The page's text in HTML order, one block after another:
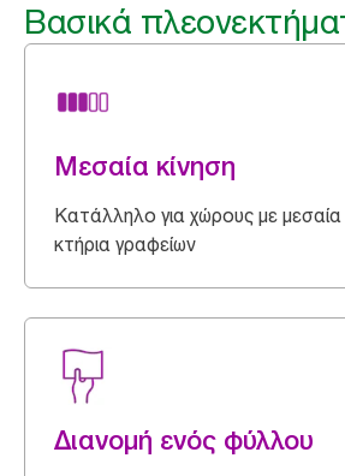
Βασικά
Μεσαία κίνηση
Κατάλληλο για χώρους με
κτήρια γραφείων
Διανομή ενός φύλλου